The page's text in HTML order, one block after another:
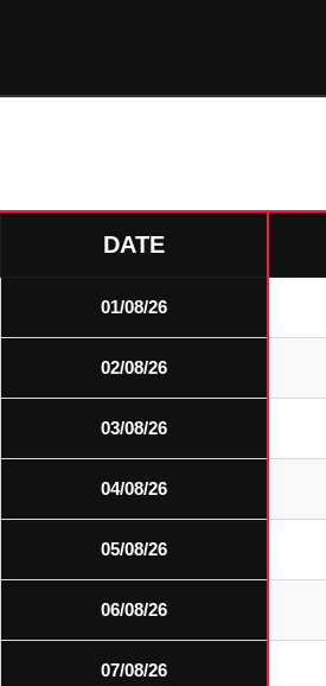
DATE
01/08/26
02/08/26
03/08/26
04/08/26
05/08/26
06/08/26
07/08/26